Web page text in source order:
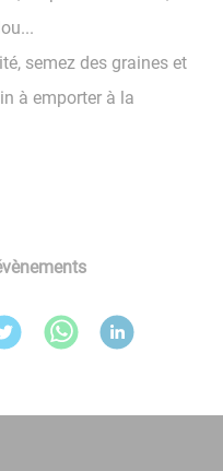
semez des graines et
à emporter à la